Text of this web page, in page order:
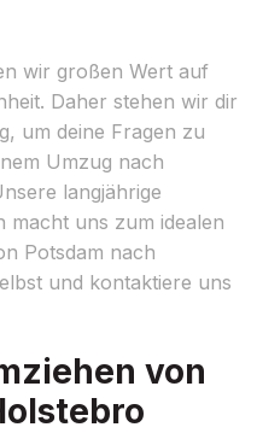
wir großen Wert auf
Daher stehen wir dir
um deine Fragen zu
Umzug nach
langjährige
macht uns zum idealen
Potsdam nach
und kontaktiere uns
von